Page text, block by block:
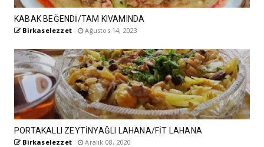
KABAK BEĞENDİ/TAM KIVAMINDA
Birkaselezzet Ağustos 14, 2023
PORTAKALLI ZEYTİNYAĞLI LAHANA/FİT LAHANA
Birkaselezzet Aralık 08, 2020